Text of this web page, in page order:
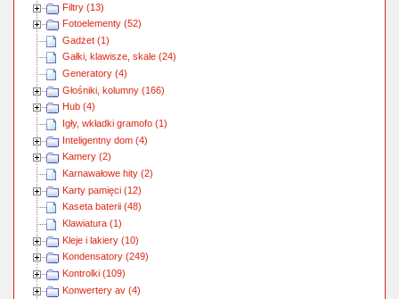
Filtry (13)
Fotoelementy (52)
Gadżet (1)
Gałki, klawisze, skale (24)
Generatory (4)
Głośniki, kolumny (166)
Hub (4)
Igły, wkładki gramofo (1)
Inteligentny dom (4)
Kamery (2)
Karnawałowe hity (2)
Karty pamięci (12)
Kaseta baterii (48)
Klawiatura (1)
Kleje i lakiery (10)
Kondensatory (249)
Kontrolki (109)
Konwertery av (4)